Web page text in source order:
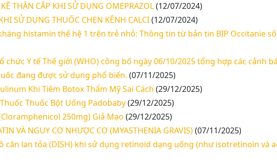
THẬN CẤP KHI SỬ DỤNG OMEPRAZOL(12/07/2024)
SỬ DỤNG THUỐC CHẸN KÊNH CALCI(12/07/2024)
histamin thế hệ 1 trên trẻ nhỏ: Thông tin từ bản tin BIP Occitanie
chức Y tế Thế giới (WHO) công bố ngày 06/10/2025 tổng hợp các cảnh
đang được sử dụng phổ biến. (07/11/2025)
Khi Tiêm Botox Thẩm Mỹ Sai Cách (29/12/2025)
Thuốc Bột Uống Padobaby(29/12/2025)
250mg) Giả Mạo (29/12/2025)
VÀ NGUY CƠ NHƯỢC CƠ (MYASTHENIA GRAVIS)(07/11/2025)
căn lan tỏa (DISH) khi sử dụng retinoid dạng uống (như isotretinoin và